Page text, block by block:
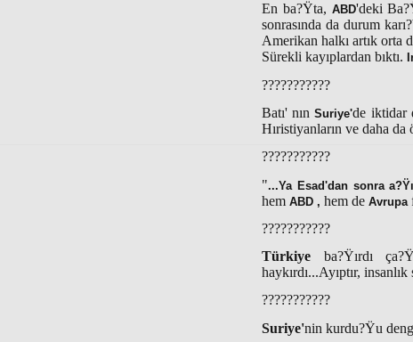
En ba?Ÿta, ABD'deki
sonrasında da durum
Amerikan halkı artık orta
Sürekli kayıplardan bıktı.
???????????
Batı' nınSuriye'de iktidar
Hıristiyanların ve daha da
???????????
"...Ya Esad'dan sonra
hem ABD , hem de Avrupa
???????????
Türkiye
ba?Ÿırdı
haykırdı...Ayıptır,
???????????
Suriye'nin kurdu?Ÿu